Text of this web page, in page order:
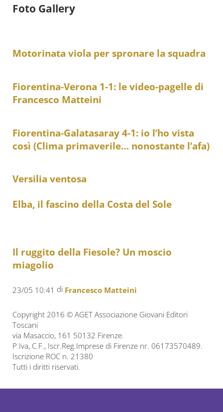
Foto Gallery
Motorinata viola per spronare la squadra
Fiorentina-Verona 1-1: le video-pagelle di
Francesco Matteini
Fiorentina-Galatasaray 4-1: io l’ho vista
così (Clima primaverile… nonostante l’afa)
Versilia ventosa
Elba, il fascino della Costa del Sole
Il ruggito della Fiesole? Un moscio
miagolio
23/05 10:41 di Francesco Matteini
Copyright 2016 © AGET Associazione Giovani Editori
Toscani
via Masaccio, 161 50132 Firenze.
P.Iva, C.F., Iscr.Reg.Imprese di Firenze nr. 06173570489.
Iscrizione ROC n. 21380
Tutti i diritti riservati.